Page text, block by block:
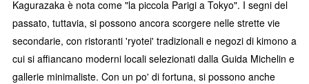
Kagurazaka è nota come "la piccola Parigi a Tokyo". I segni del
passato, tuttavia, si possono ancora scorgere nelle strette vie
secondarie, con ristoranti 'ryotei' tradizionali e negozi di kimono a
cui si affiancano moderni locali selezionati dalla Guida Michelin e
gallerie minimaliste. Con un po' di fortuna, si possono anche